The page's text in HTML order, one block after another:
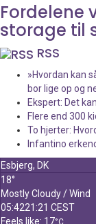
Fordelene
storage til
RSS
»Hvordan kan
bor lige op og
Ekspert: Det
Flere end 300
To hjerter:
Infantino
Esbjerg, DK
18°
Mostly Cloudy / Wind
05:4221:21 CEST
Feels like: 17°C